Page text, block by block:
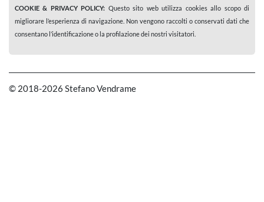
COOKIE & PRIVACY POLICY: Questo sito web utilizza cookies allo scopo di
migliorare l’esperienza di navigazione. Non vengono raccolti o conservati dati che
consentano l’identificazione o la profilazione dei nostri visitatori.
© 2018-2026 Stefano Vendrame